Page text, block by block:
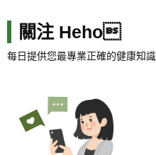
關注 Heho
每日提供您最專業正確的健康知識